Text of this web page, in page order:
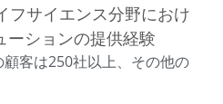
フサイエンス分野におけ
ーションの提供経験
客は250社以上、その他の